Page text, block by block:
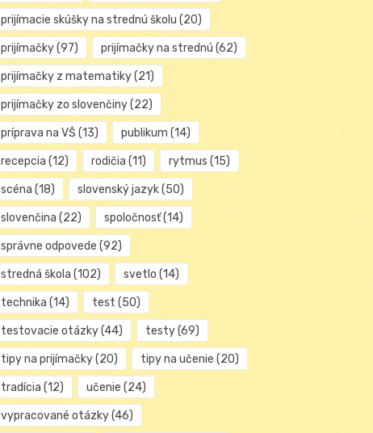
prijímacie skúšky na strednú školu (20)
prijímačky(97) prijímačky na strednú (62)
prijímačky z matematiky(21)
prijímačky zo slovenčiny(22)
príprava na VŠ (13) publikum (14)
recepcia (12) rodičia (11) rytmus (15)
scéna (18) slovenský jazyk(50)
slovenčina (22) spoločnosť(14)
správne odpovede (92)
stredná škola (102) svetlo (14)
technika (14) test (50)
testovacie otázky(44) testy(69)
tipy na prijímačky(20) tipy na učenie (20)
tradícia (12) učenie (24)
vypracované otázky(46)